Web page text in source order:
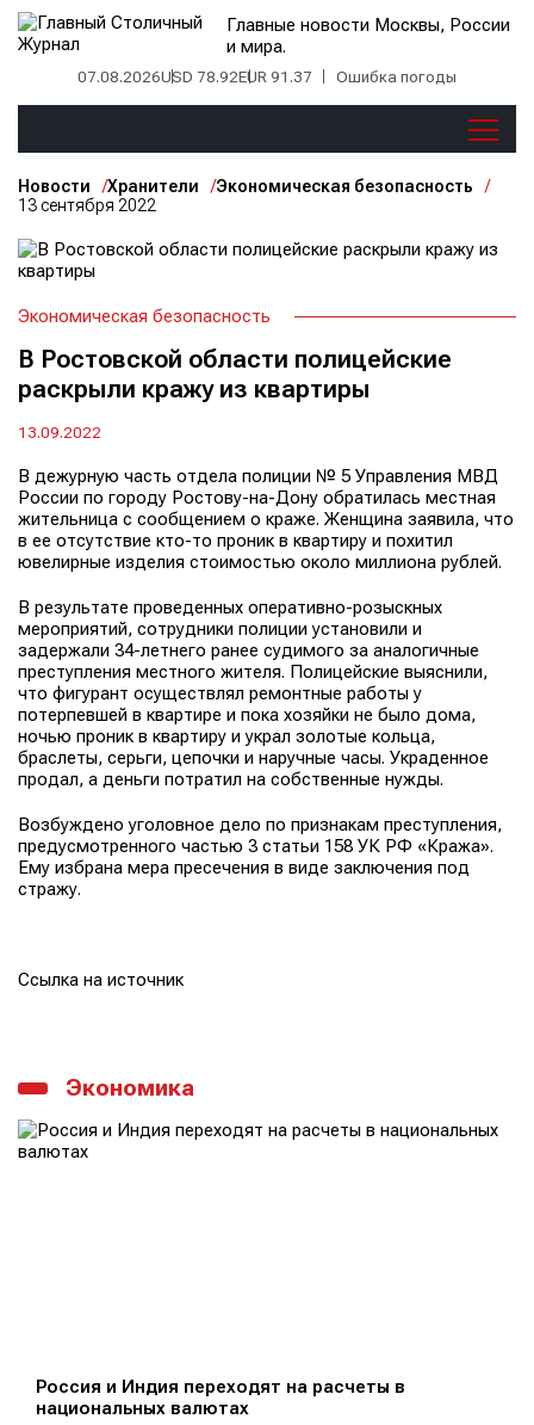
Главные новости Москвы, России
и мира.
07.08.2026USD 78.92EUR 91.37 Ошибка погоды
Новости Хранители
Экономическая безопасность
13 сентября 2022
Экономическая безопасность
В Ростовской области полицейские
раскрыли кражу из квартиры
13.09.2022
В дежурную часть отдела полиции № 5 Управления МВД
России по городу Ростову-на-Дону обратилась местная
жительница с сообщением о краже. Женщина заявила, что
в ее отсутствие кто-то проник в квартиру и похитил
ювелирные изделия стоимостью около миллиона рублей.
В результате проведенных оперативно-розыскных
мероприятий, сотрудники полиции установили и
задержали 34-летнего ранее судимого за аналогичные
преступления местного жителя. Полицейские выяснили,
что фигурант осуществлял ремонтные работы у
потерпевшей в квартире и пока хозяйки не было дома,
ночью проник в квартиру и украл золотые кольца,
браслеты, серьги, цепочки и наручные часы. Украденное
продал, а деньги потратил на собственные нужды.
Возбуждено уголовное дело по признакам преступления,
предусмотренного частью 3 статьи 158 УК РФ «Кража».
Ему избрана мера пресечения в виде заключения под
стражу.
Ссылка на источник
Экономика
Россия и Индия переходят на расчеты в
национальных валютах